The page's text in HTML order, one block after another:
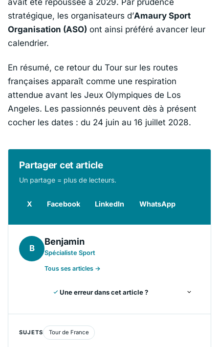
stratégique, les organisateurs d’Amaury Sport
Organisation (ASO) ont ainsi préféré avancer leur
calendrier.
En résumé, ce retour du Tour sur les routes
françaises apparaît comme une respiration
attendue avant les Jeux Olympiques de Los
Angeles. Les passionnés peuvent dès à présent
cocher les dates : du 24 juin au 16 juillet 2028.
Partager cet article
Un partage = plus de lecteurs.
X Facebook LinkedIn WhatsApp
B
Benjamin
Spécialiste Sport
Tous ses articles →
Une erreur dans cet article ?
SUJETS Tour de France